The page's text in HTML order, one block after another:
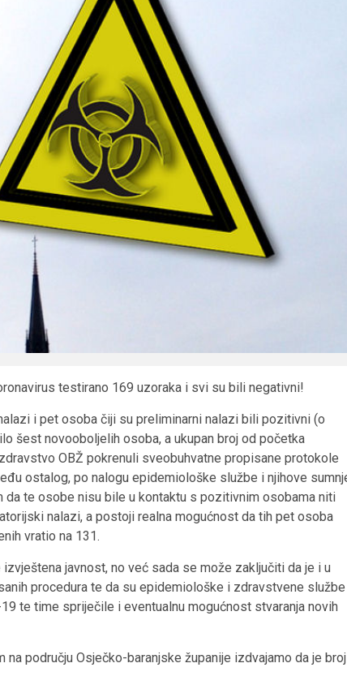
testirano 169 uzoraka i svi su bili negativni!
i pet osoba čiji su preliminarni nalazi bili pozitivni (o
šest novooboljelih osoba, a ukupan broj od početka
OBŽ pokrenuli sveobuhvatne propisane protokole
ostalog, po nalogu epidemiološke službe i njihove
te osobe nisu bile u kontaktu s pozitivnim osobama niti
nalazi, a postoji realna mogućnost da tih pet osoba
vratio na 131.
javnost, no već sada se može zaključiti da je i u
procedura te da su epidemiološke i zdravstvene službe
te time spriječile i eventualnu mogućnost stvaranja novih
području Osječko-baranjske županije izdvajamo da je broj